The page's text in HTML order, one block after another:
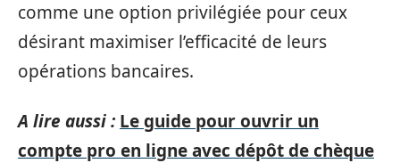
comme une option privilégiée pour ceux
désirant maximiser l’efficacité de leurs
opérations bancaires.
A lire aussi : Le guide pour ouvrir un
compte pro en ligne avec dépôt de chèque